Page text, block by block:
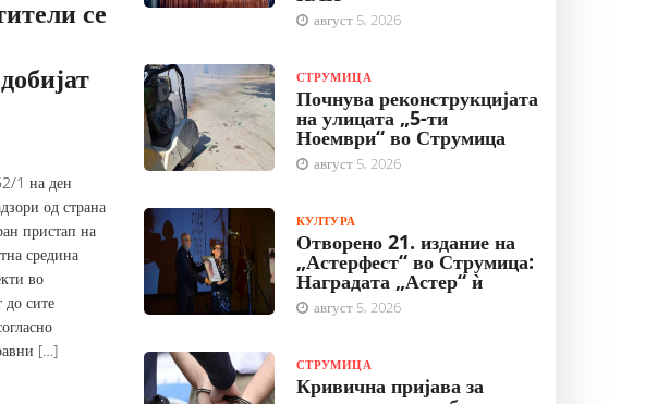
се
1 на ден
од страна
пристап на
средина
во
до сите
[…]
август 5, 2026
СТРУМИЦА
Почнува реконструкцијата
на улицата „5-ти
Ноември“ во Струмица
август 5, 2026
КУЛТУРА
Отворено 21. издание на
„Астерфест“ во Струмица:
Наградата „Астер“ ѝ
август 5, 2026
СТРУМИЦА
Кривична пријава за